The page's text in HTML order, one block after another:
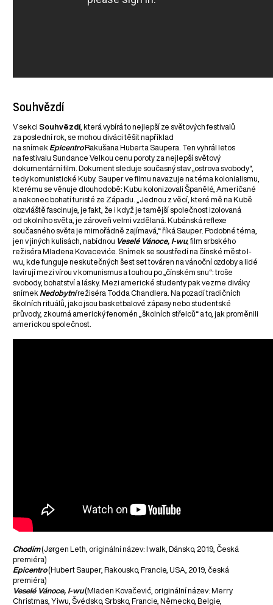
Souhvězdí
V sekci Souhvězdí, která vybírá to nejlepší ze světových festivalů
za poslední rok, se mohou diváci těšit například
na snímek EpicentroRakušana Huberta Saupera. Ten vyhrál letos
na festivalu Sundance Velkou cenu poroty za nejlepší světový
dokumentární film. Dokument sleduje současný stav „ostrova svobody“,
tedy komunistické Kuby. Sauper ve filmu navazuje na téma kolonialismu,
kterému se věnuje dlouhodobě: Kubu kolonizovali Španělé, Američané
a nakonec bohatí turisté ze Západu. „Jednou z věcí, které mě na Kubě
obzvláště fascinuje, je fakt, že i když je tamější společnost izolovaná
od okolního světa, je zároveň velmi vzdělaná. Kubánská reflexe
současného světa je mimořádně zajímavá,“ říká Sauper. Podobné téma,
jen v jiných kulisách, nabídnou Veselé Vánoce, I-wu, film srbského
režiséra Mladena Kovaceviće. Snímek se soustředí na čínské město I-
wu, kde funguje neskutečných šest set továren na vánoční ozdoby a lidé
lavírují mezi vírou v komunismus a touhou po „čínském snu“: troše
svobody, bohatství a lásky. Mezi americké studenty pak vezme diváky
snímek Nedobytnírežiséra Todda Chandlera. Na pozadí tradičních
školních rituálů, jako jsou basketbalové zápasy nebo studentské
průvody, zkoumá americký fenomén „školních střelců“ a to, jak proměnili
americkou společnost.
Chodím(Jørgen Leth, originální název: I walk, Dánsko, 2019, Česká
premiéra)
Epicentro(Hubert Sauper, Rakousko, Francie, USA, 2019, česká
premiéra)
Veselé Vánoce, I-wu(Mladen Kovačević, originální název: Merry
Christmas, Yiwu, Švédsko, Srbsko, Francie, Německo, Belgie,